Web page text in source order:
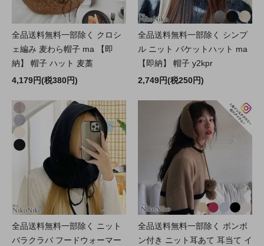
全品送料無料一部除く クロシ
ェ編み 麦わら帽子 ma 【即
納】 帽子 ハット 麦藁
4,179円(税380円)
全品送料無料一部除く シンプ
ル ニット バケットハット ma
【即納】 帽子 y2kpr
2,749円(税250円)
全品送料無料一部除く ニット
バラクラバ フードウォーマー
全品送料無料一部除く ボンボ
ン付き ニット耳あて 耳当て イ